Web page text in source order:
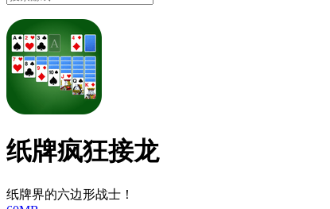
纸牌疯狂接龙
纸牌界的六边形战士！